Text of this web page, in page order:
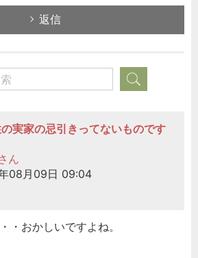
返信
実家の忌引きってないものです
ん
08月09日 09:04
・おかしいですよね。